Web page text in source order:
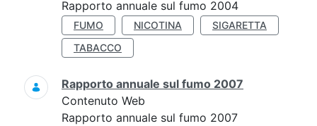
Rapporto annuale sul fumo 2004
FUMO NICOTINA
SIGARETTA
TABACCO
Rapporto annuale sul fumo 2007
Contenuto Web
Rapporto annuale sul fumo 2007